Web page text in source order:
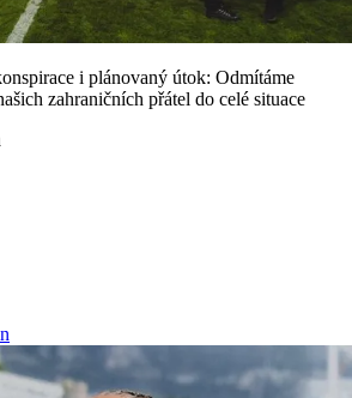
i plánovaný útok: Odmítáme
zahraničních přátel do celé situace